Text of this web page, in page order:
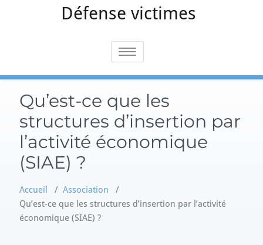
Défense victimes
Toggle navigation
Qu’est-ce que les
structures d’insertion par
l’activité économique
(SIAE) ?
Accueil / Association /
Qu’est-ce que les structures d’insertion par l’activité
économique (SIAE) ?